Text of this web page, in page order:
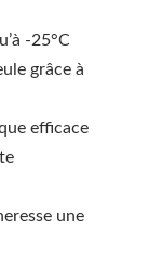
-25°C
grâce à
efficace
une